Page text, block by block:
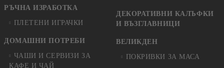
РЪЧНА ИЗРАБОТКА
ПЛЕТЕНИ ИГРАЧКИ
ДОМАШНИ ПОТРЕБИ
ЧАШИ И СЕРВИЗИ ЗА
КАФЕ И ЧАЙ
ДЕКОРАТИВНИ КАЛЪФКИ
И ВЪЗГЛАВНИЦИ
ВЕЛИКДЕН
ПОКРИВКИ ЗА МАСА